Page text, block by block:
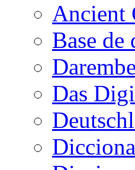
Ancient
Base de
Das